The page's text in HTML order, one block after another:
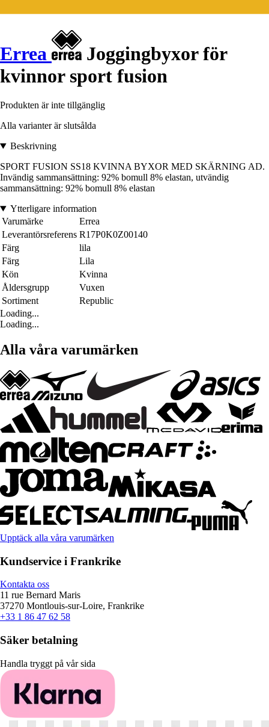
Errea
Joggingbyxor för
kvinnor sport fusion
Produkten är inte tillgänglig
Alla varianter är slutsålda
Beskrivning
SPORT FUSION SS18 KVINNA BYXOR MED SKÄRNING AD.
Invändig sammansättning: 92% bomull 8% elastan, utvändig
sammansättning: 92% bomull 8% elastan
Ytterligare information
Varumärke
Errea
Leverantörsreferens R17P0K0Z00140
Färg
lila
Färg
Lila
Kön
Kvinna
Åldersgrupp
Vuxen
Sortiment
Republic
Loading...
Loading...
Alla våra varumärken
Upptäck alla våra varumärken
Kundservice i Frankrike
Kontakta oss
11 rue Bernard Maris
37270 Montlouis-sur-Loire, Frankrike
+33 1 86 47 62 58
Säker betalning
Handla tryggt på vår sida